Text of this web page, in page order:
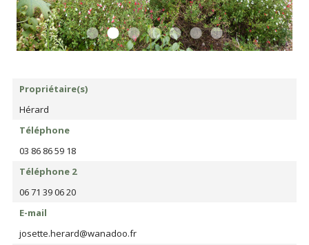
Propriétaire(s)
Hérard
Téléphone
03 86 86 59 18
Téléphone 2
06 71 39 06 20
E-mail
josette.herard@wanadoo.fr